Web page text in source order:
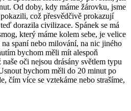
Od doby, kdy máme žárovku, jsme
což přesvědčivě prokazují
dorazila civilizace. Spánek se má
který máme kolem sebe, je velice
na spaní nebo milování, na nic jiného
bychom měli mít alespoň
oči nejsou drásány světlem typu
bychom měli do 20 minut po
čím více se vztekáme nebo strašíme,